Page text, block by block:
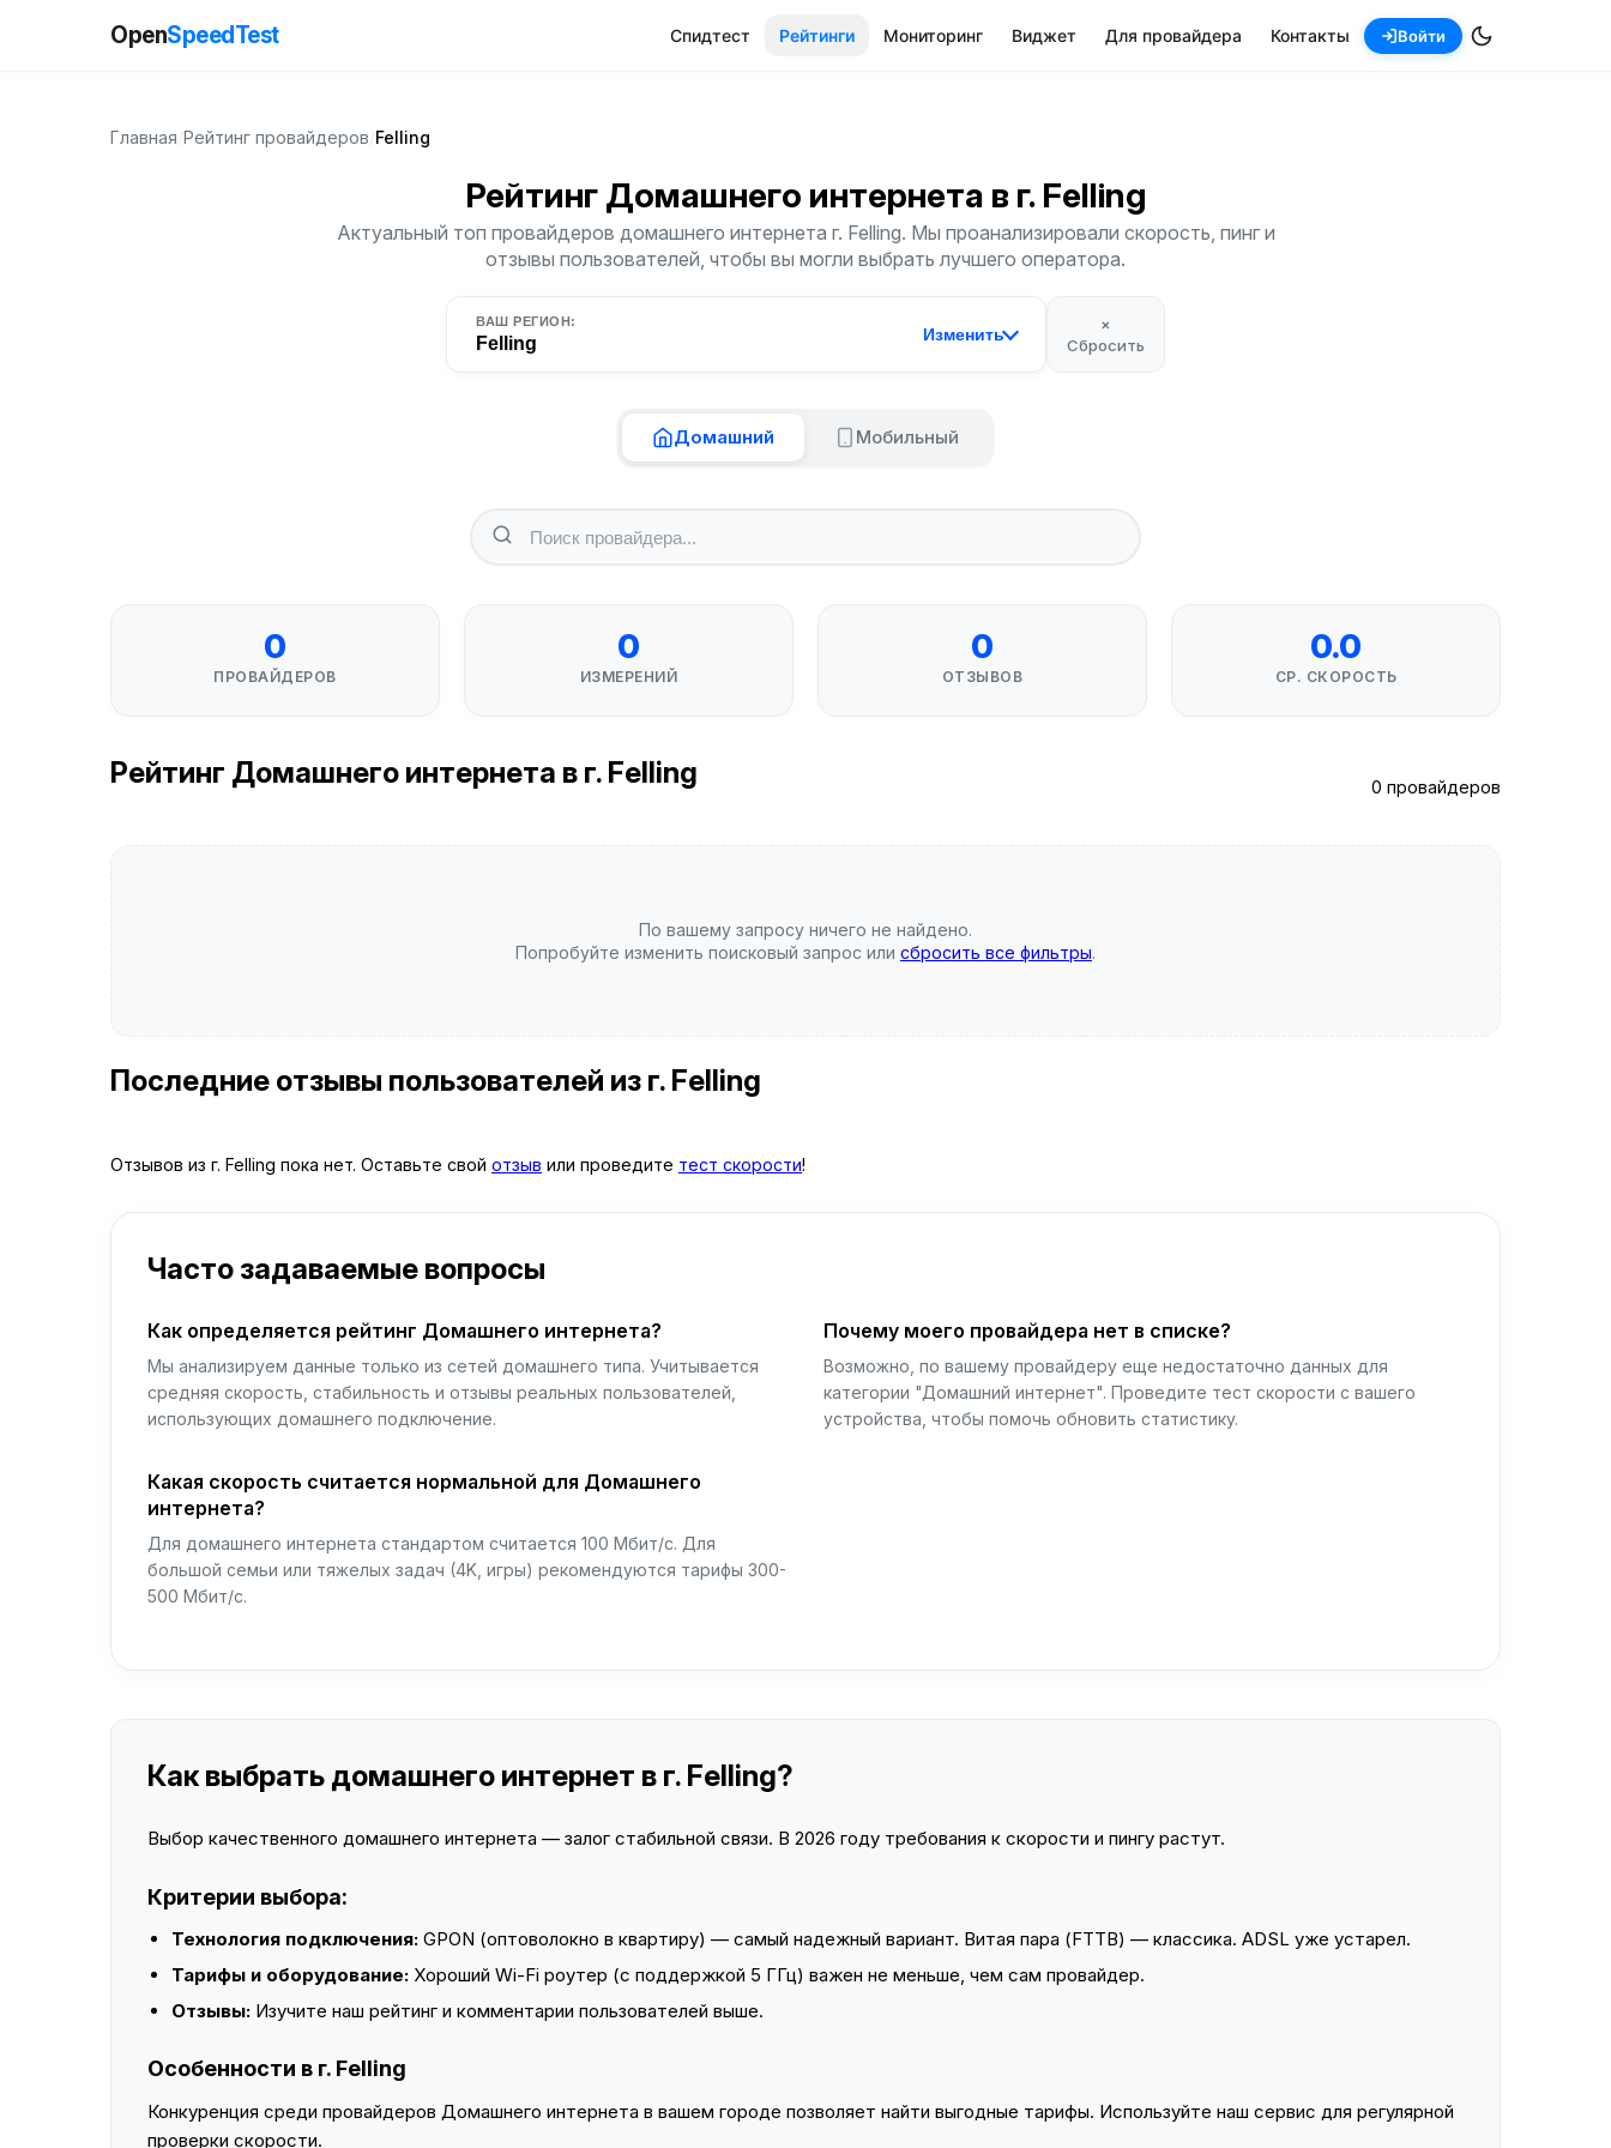
OpenSpeedTest Спидтест Рейтинги Мониторинг Виджет Для провайдера Контакты Войти
Главная Рейтинг провайдеров Felling
Рейтинг Домашнего интернета в г. Felling
Актуальный топ провайдеров домашнего интернета г. Felling. Мы проанализировали скорость, пинг и
отзывы пользователей, чтобы вы могли выбрать лучшего оператора.
ВАШ РЕГИОН:
Felling Изменить
×
Сбросить
Домашний Мобильный
0
ПРОВАЙДЕРОВ
0
ИЗМЕРЕНИЙ
0
ОТЗЫВОВ
0.0
СР. СКОРОСТЬ
Рейтинг Домашнего интернета в г. Felling 0 провайдеров
По вашему запросу ничего не найдено.
Попробуйте изменить поисковый запрос или сбросить все фильтры.
Последние отзывы пользователей из г. Felling
Отзывов из г. Felling пока нет. Оставьте свой отзыв или проведите тест скорости!
Часто задаваемые вопросы
Как определяется рейтинг Домашнего интернета?
Мы анализируем данные только из сетей домашнего типа. Учитывается
средняя скорость, стабильность и отзывы реальных пользователей,
использующих домашнего подключение.
Почему моего провайдера нет в списке?
Возможно, по вашему провайдеру еще недостаточно данных для
категории "Домашний интернет". Проведите тест скорости с вашего
устройства, чтобы помочь обновить статистику.
Какая скорость считается нормальной для Домашнего
интернета?
Для домашнего интернета стандартом считается 100 Мбит/с. Для
большой семьи или тяжелых задач (4K, игры) рекомендуются тарифы 300-
500 Мбит/с.
Как выбрать домашнего интернет в г. Felling?
Выбор качественного домашнего интернета — залог стабильной связи. В 2026 году требования к скорости и пингу растут.
Критерии выбора:
Технология подключения: GPON (оптоволокно в квартиру) — самый надежный вариант. Витая пара (FTTB) — классика. ADSL уже устарел.
Тарифы и оборудование: Хороший Wi-Fi роутер (с поддержкой 5 ГГц) важен не меньше, чем сам провайдер.
Отзывы: Изучите наш рейтинг и комментарии пользователей выше.
Особенности в г. Felling
Конкуренция среди провайдеров Домашнего интернета в вашем городе позволяет найти выгодные тарифы. Используйте наш сервис для регулярной
проверки скорости.